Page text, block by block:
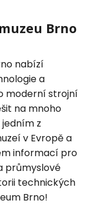
Brno
nabízí
a
moderní strojní
na mnoho
z
v Evropě a
informací pro
průmyslové
technických
Brno!